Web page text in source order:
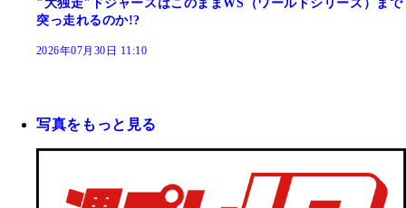
"大独走"ドジャースはこのままWS（ワールドシリーズ）まで
突っ走れるのか!?
2026年07月30日 11:10
写真をもっと見る